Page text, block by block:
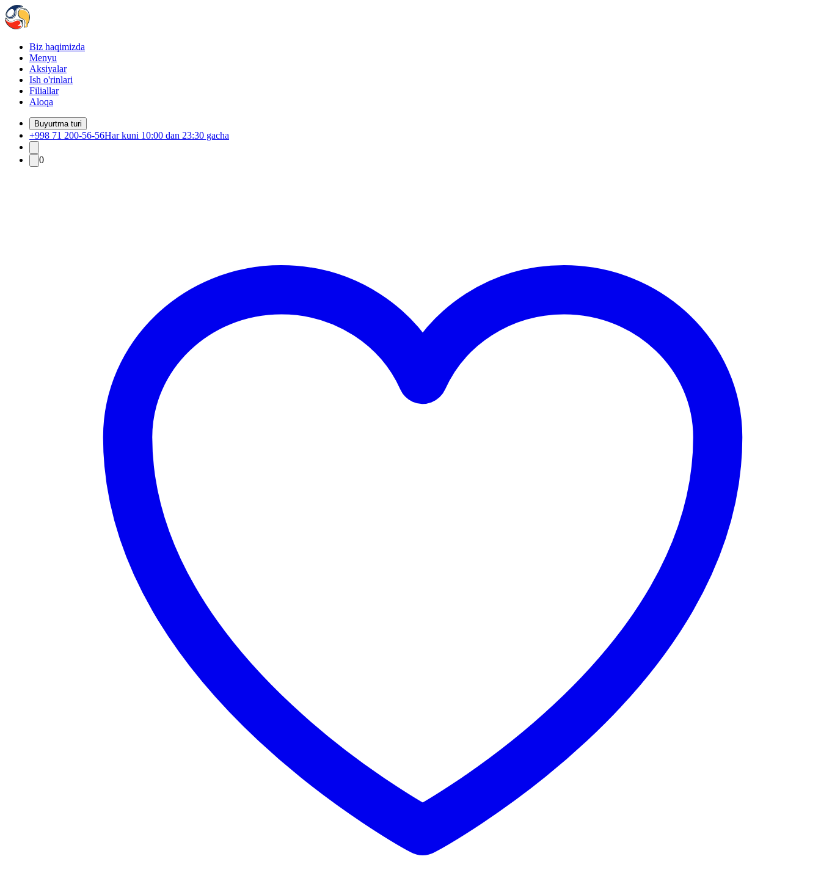
Biz haqimizda
Menyu
Aksiyalar
Ish o'rinlari
Filiallar
Aloqa
Buyurtma turi
+998 71 200-56-56Har kuni 10:00 dan 23:30 gacha
0